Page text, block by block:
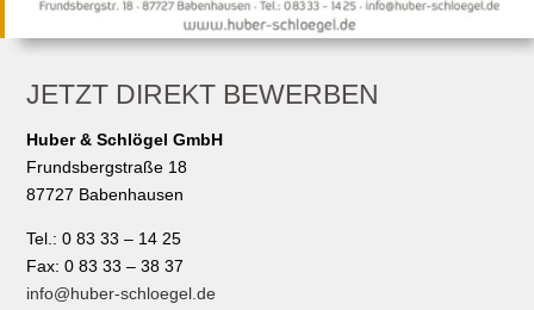
JETZT DIREKT BEWERBEN
Huber & Schlögel GmbH
Frundsbergstraße 18
87727 Babenhausen
Tel.: 0 83 33 – 14 25
Fax: 0 83 33 – 38 37
info@huber-schloegel.de